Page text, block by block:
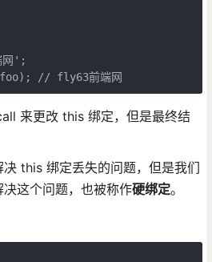
网';
来更改 this 绑定，但是最终结
this 绑定丢失的问题，但是我们
这个问题，也被称作硬绑定。